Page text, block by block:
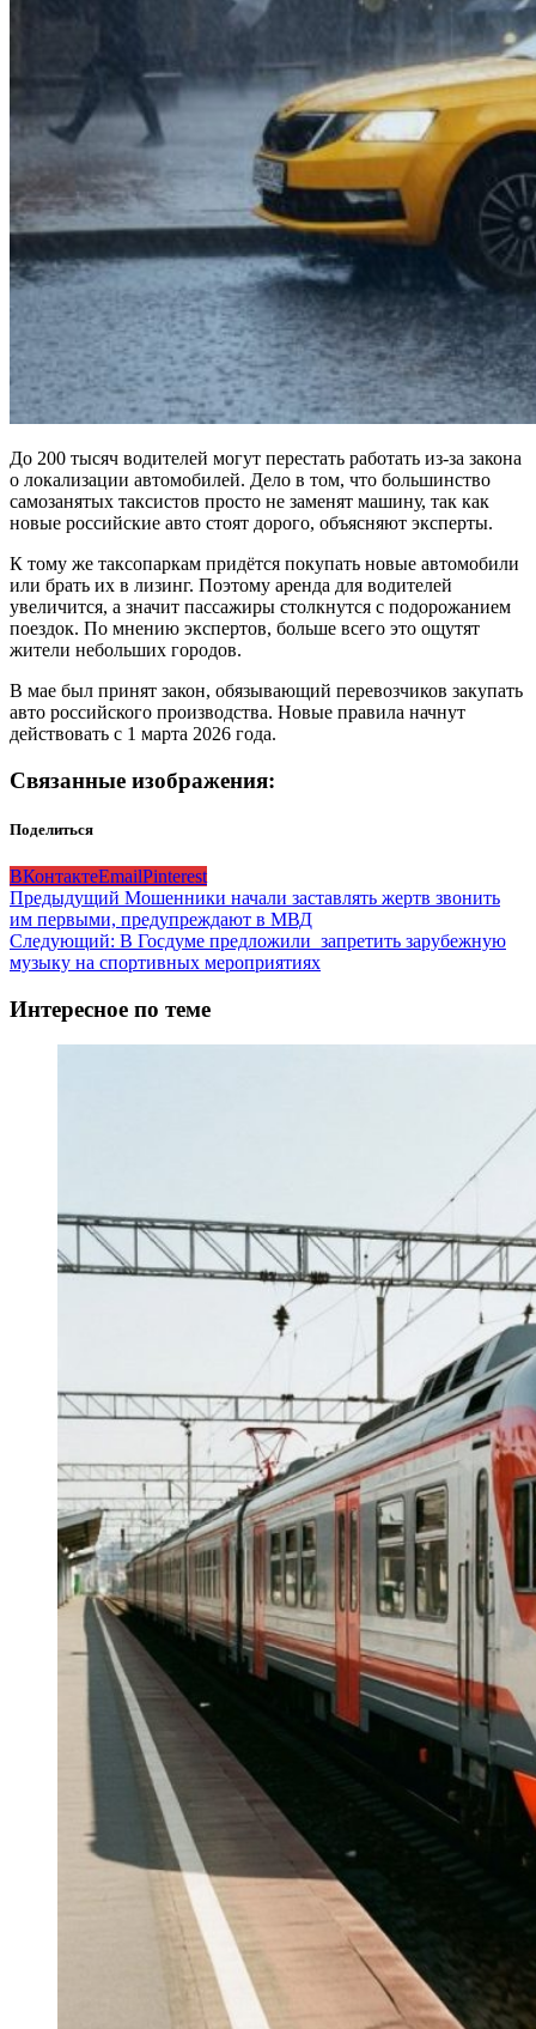
До 200 тысяч водителей могут перестать работать из-за закона
о локализации автомобилей. Дело в том, что большинство
самозанятых таксистов просто не заменят машину, так как
новые российские авто стоят дорого, объясняют эксперты.
К тому же таксопаркам придётся покупать новые автомобили
или брать их в лизинг. Поэтому аренда для водителей
увеличится, а значит пассажиры столкнутся с подорожанием
поездок. По мнению экспертов, больше всего это ощутят
жители небольших городов.
В мае был принят закон, обязывающий перевозчиков закупать
авто российского производства. Новые правила начнут
действовать с 1 марта 2026 года.
Связанные изображения:
Поделиться
ВКонтактеEmailPinterest
Навигация
записи
Предыдущий Мошенники начали заставлять жертв звонить
им первыми, предупреждают в МВД
Следующий: В Госдуме предложили запретить зарубежную
музыку на спортивных мероприятиях
Интересное по теме